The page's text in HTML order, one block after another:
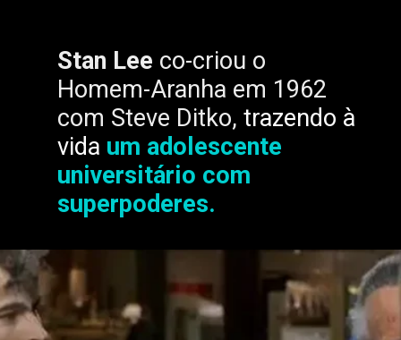
EmOshi no Ko,Ruby
Hoshinobusca seguir os
passos de sua falecida
mãe e se tornar uma
grande estrela do pop.
Stan Lee co-criou o
Homem-Aranha em 1962
com Steve Ditko,trazendo à
vida um adolescente
universitário com
superpoderes.